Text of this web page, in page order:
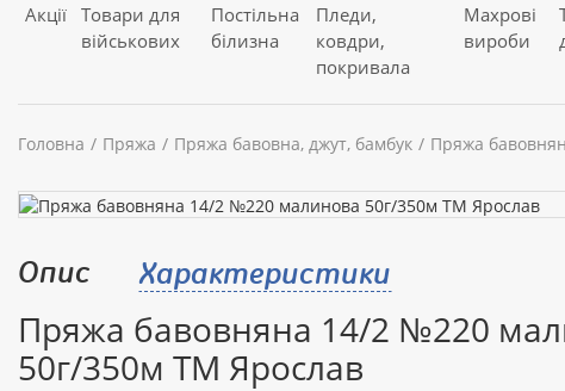
Акції Товари для
військових
Постільна
білизна
Пледи,
ковдри,
покривала
Махрові
вироби
Головна Пряжа Пряжа бавовна, джут, бамбук Пряжа
Опис Характеристики
Пряжа бавовняна 14/2 №220
50г/350м ТМ Ярослав